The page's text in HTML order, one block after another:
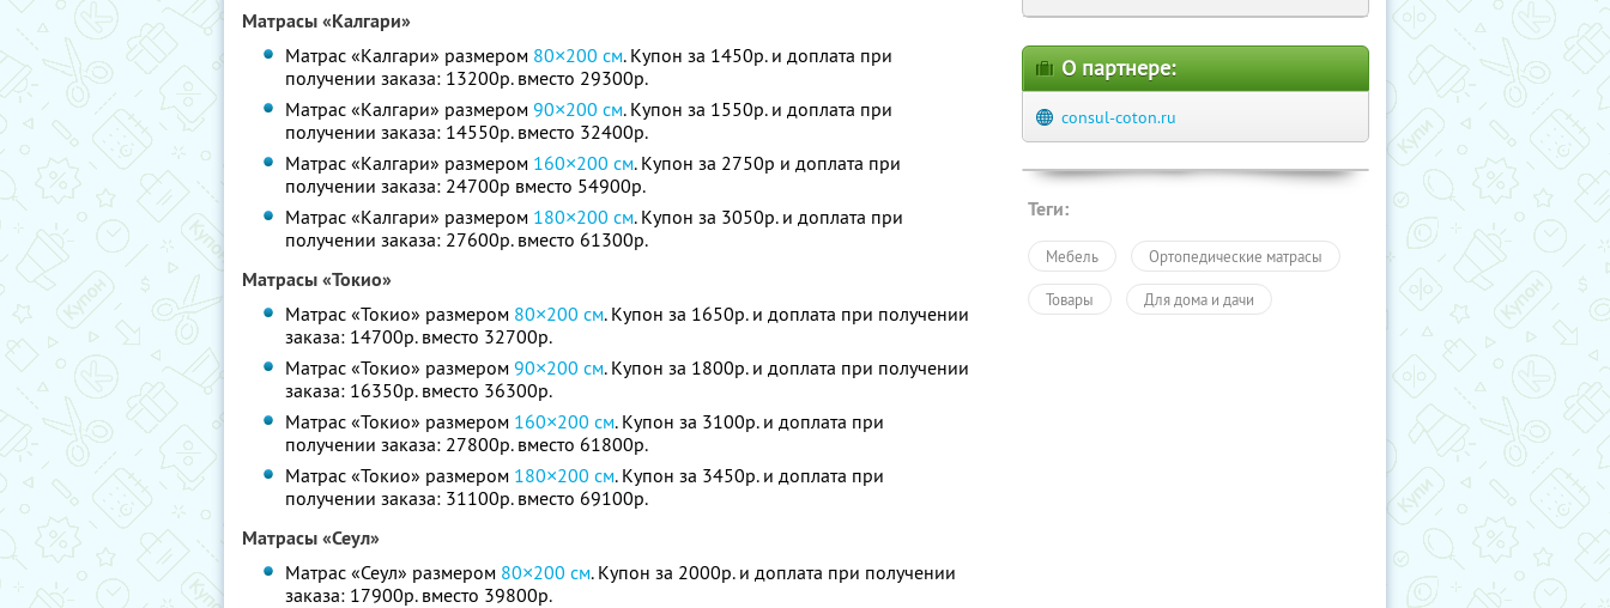
Матрасы «Калгари»
Матрас «Калгари» размером 80×200 см. Купон за 1450р. и доплата при
получении заказа: 13200р. вместо 29300р.
Матрас «Калгари» размером90×200 см. Купон за 1550р. и доплата при
получении заказа: 14550р. вместо 32400р.
Матрас «Калгари» размером 160×200 см. Купон за 2750р и доплата при
получении заказа: 24700р вместо 54900р.
Матрас «Калгари» размером 180×200 см. Купон за 3050р. и доплата при
получении заказа: 27600р. вместо 61300р.
Матрасы «Токио»
Матрас «Токио» размером 80×200 см. Купон за 1650р. и доплата при получении
заказа: 14700р. вместо 32700р.
Матрас «Токио» размером90×200 см. Купон за 1800р. и доплата при получении
заказа: 16350р. вместо 36300р.
Матрас «Токио» размером 160×200 см. Купон за 3100р. и доплата при
получении заказа: 27800р. вместо 61800р.
Матрас «Токио» размером 180×200 см. Купон за 3450р. и доплата при
получении заказа: 31100р. вместо 69100р.
Матрасы «Сеул»
Матрас «Сеул» размером 80×200 см. Купон за 2000р. и доплата при получении
заказа: 17900р. вместо 39800р.
О партнере:
consul-coton.ru
Теги:
Мебель Ортопедические матрасы
Товары Для дома и дачи